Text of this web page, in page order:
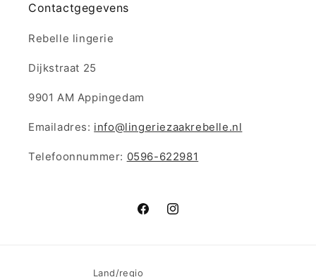
Contactgegevens
Rebelle lingerie
Dijkstraat 25
9901 AM Appingedam
Emailadres: info@lingeriezaakrebelle.nl
Telefoonnummer: 0596-622981
FacebookInstagram
Land/regio